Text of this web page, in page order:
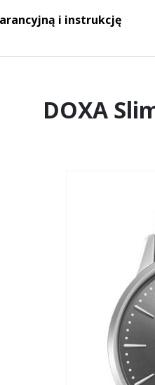
i instrukcję
DOXA